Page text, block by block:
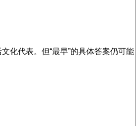
化代表。但“最早”的具体答案仍可能